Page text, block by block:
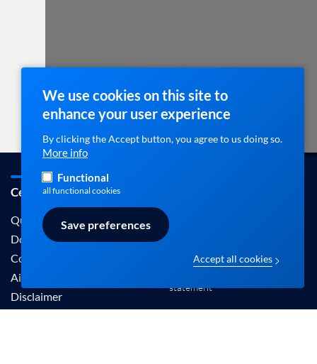
Cebam / ebpracticenet
Qui sommes-nous
Documentation
Contact
Aide
Disclaimer
statement
We use cookies on this site to
enhance your user experience
By clicking the Accept button, you agree to us doing so.
More info
Functional
all functional cookies
Save preferences
Accept all cookies